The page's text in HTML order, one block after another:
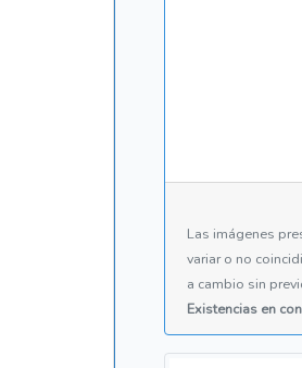
Las imágenes
variar o no
a cambio sin
Existencias en